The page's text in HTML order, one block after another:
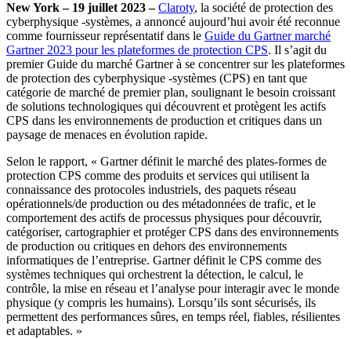
New York – 19 juillet 2023 – Claroty, la société de protection des
cyberphysique -systèmes, a annoncé aujourd’hui avoir été reconnue
comme fournisseur représentatif dans le Guide du Gartner marché
Gartner 2023 pour les plateformes de protection CPS. Il s’agit du
premier Guide du marché Gartner à se concentrer sur les plateformes
de protection des cyberphysique -systèmes (CPS) en tant que
catégorie de marché de premier plan, soulignant le besoin croissant
de solutions technologiques qui découvrent et protègent les actifs
CPS dans les environnements de production et critiques dans un
paysage de menaces en évolution rapide.
Selon le rapport, « Gartner définit le marché des plates-formes de
protection CPS comme des produits et services qui utilisent la
connaissance des protocoles industriels, des paquets réseau
opérationnels/de production ou des métadonnées de trafic, et le
comportement des actifs de processus physiques pour découvrir,
catégoriser, cartographier et protéger CPS dans des environnements
de production ou critiques en dehors des environnements
informatiques de l’entreprise. Gartner définit le CPS comme des
systèmes techniques qui orchestrent la détection, le calcul, le
contrôle, la mise en réseau et l’analyse pour interagir avec le monde
physique (y compris les humains). Lorsqu’ils sont sécurisés, ils
permettent des performances sûres, en temps réel, fiables, résilientes
et adaptables. »